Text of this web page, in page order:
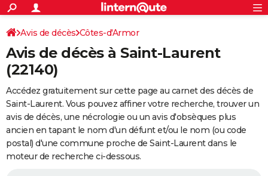
ACTUALITÉS
Politique
Société
Faits Divers
Education
Monde
Villes
+
SPORT
Coupe du monde 2026
Football
Tennis
Cyclisme
Rugby
Forum
FINANCE
Retraite
Impôts
Epargne
Immobilier
Risques naturels par ville
Banque
Assurance
Crédit
Essais
Réserver un essai
Citadines
Berlines
SUV
Forum auto
+
HIGH-TECH
Mobiles
Meilleur smartphone
Internet
Ordinateurs
Jeux vidéo
Guide high-tech
+BRICOLAGE
S'inscrire
Connexion
Avis de décès Côtes-d'Armor
Avis de décès à Saint-Laurent
(22140)
Accédez gratuitement sur cette page au carnet des décès de
Saint-Laurent. Vous pouvez affiner votre recherche, trouver un
avis de décès, une nécrologie ou un avis d'obsèques plus
ancien en tapant le nom d'un défunt et/ou le nom (ou code
postal) d'une commune proche de Saint-Laurent dans le
moteur de recherche ci-dessous.